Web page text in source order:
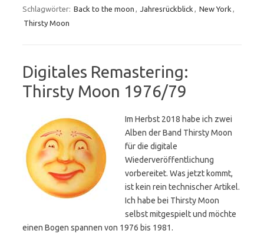
Schlagwörter: Back to the moon , Jahresrückblick , New York ,
Thirsty Moon
Digitales Remastering:
Thirsty Moon 1976/79
Im Herbst 2018 habe ich zwei
Alben der Band Thirsty Moon
für die digitale
Wiederveröffentlichung
vorbereitet. Was jetzt kommt,
ist kein rein technischer Artikel.
Ich habe bei Thirsty Moon
selbst mitgespielt und möchte
einen Bogen spannen von 1976 bis 1981.